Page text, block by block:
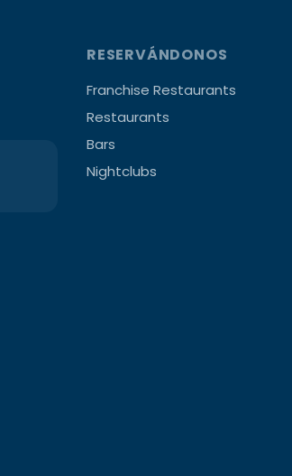
RESERVÁNDONOS
Franchise Restaurants
Restaurants
Bars
Nightclubs